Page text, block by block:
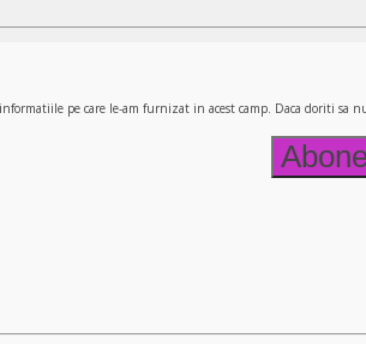
pe care le-am furnizat in acest camp. Daca doriti